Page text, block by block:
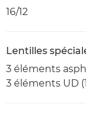
16/12
Lentilles
3 éléments
3 éléments UD